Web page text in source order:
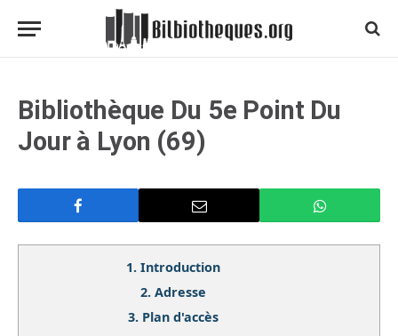
Bibliothèque Du 5e Point Du
Jour à Lyon (69)
1. Introduction
2. Adresse
3. Plan d'accès